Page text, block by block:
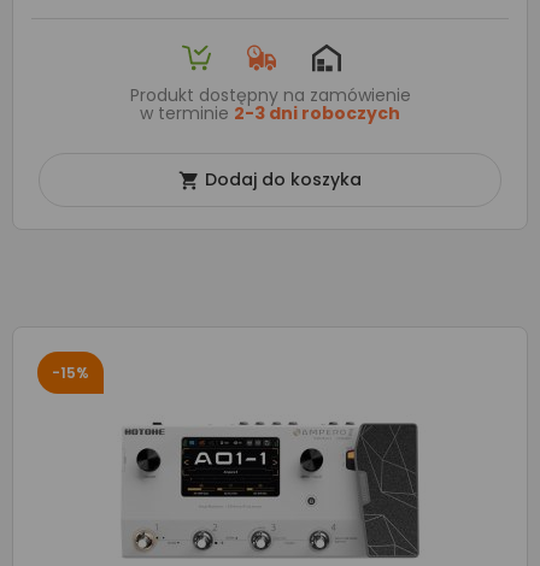
Produkt dostępny na zamówienie
w terminie 2-3 dni roboczych
 Dodaj do koszyka
-15%